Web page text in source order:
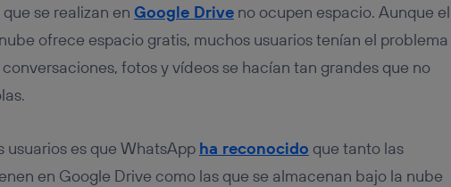
que se realizan en Google Driveno ocupen espacio. Aunque el
ofrece espacio gratis, muchos usuarios tenían el problema
fotos y vídeos se hacían tan grandes que no
usuarios es que WhatsApp ha reconocido que tanto las
en Google Drive como las que se almacenan bajo la nube
Utiq seleccionando “Administrar Utiq” en la parte
o visitando el
portal de privacidad de Utiq (“consenthub”)
la política de privacidad de Utiq.